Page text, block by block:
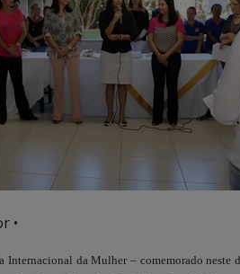
•
Internacional da Mulher – comemorado